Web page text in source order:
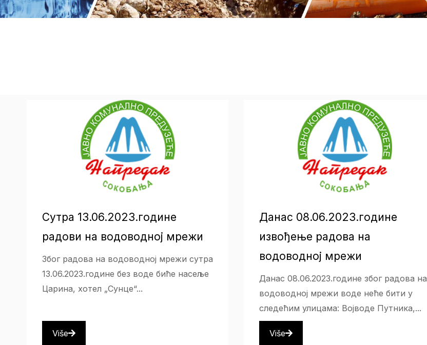
Сутра 13.06.2023.године
радови на водоводној мрежи
Због радова на водоводној мрежи сутра
13.06.2023.године без воде биће насеље
Царина, хотел „Сунце“...
Više
Данас 08.06.2023.године
извођење радова на
водоводној мрежи
Данас 08.06.2023.године због радова на
водоводној мрежи воде неће бити у
следећим улицама: Војводе Путника,...
Više